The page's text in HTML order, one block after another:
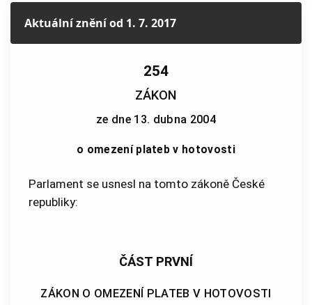
Aktuální zněníod 1. 7. 2017
254
ZÁKON
ze dne 13. dubna 2004
o omezení plateb v hotovosti
Parlament se usnesl na tomto zákoně České
republiky:
ČÁST PRVNÍ
ZÁKON O OMEZENÍ PLATEB V HOTOVOSTI